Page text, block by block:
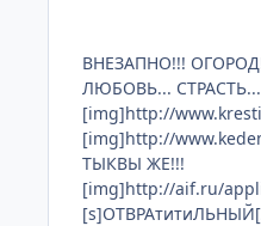
ВНЕЗАПНО!!!
ЛЮБОВЬ...
[img]http://
[img]http://
ТЫКВЫ ЖЕ!!!
[img]http://aif.ru/